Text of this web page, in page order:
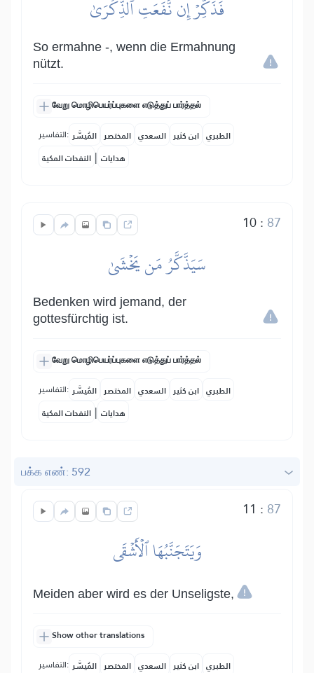
فَذَكِّرۡ إِن نَّفَعَتِ ٱلذِّكۡرَىٰ
So ermahne -, wenn die Ermahnung
nützt.
வேறு மொழிபெயர்ப்புகளை எடுத்துப் பார்த்தல்
التفاسير: المُيسَّر المختصر السعدي ابن كثير الطبري
النفحات المكية | هدايات
10: 87
سَيَذَّكَّرُ مَن يَخۡشَىٰ
Bedenken wird jemand, der
gottesfürchtig ist.
வேறு மொழிபெயர்ப்புகளை எடுத்துப் பார்த்தல்
التفاسير: المُيسَّر المختصر السعدي ابن كثير الطبري
النفحات المكية | هدايات
பக்க எண்: 592
11 : 87
وَيَتَجَنَّبُهَا ٱلۡأَشۡقَى
Meiden aber wird es der Unseligste,
Show other translations
التفاسير: المُيسَّر المختصر السعدي ابن كثير الطبري